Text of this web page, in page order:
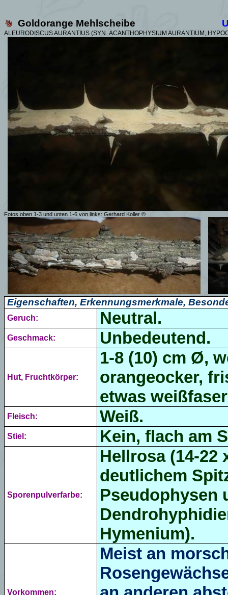
Goldorange Mehlscheibe
ALEURODISCUS AURANTIUS (SYN. ACANTHOPHYSIUM AURANTIUM,
Fotos oben 1-3 und unten 1-6 von links: Gerhard Koller ©
Eigenschaften, Erkennungsmerkmale,
Geruch: Neutral.
Geschmack: Unbedeutend.
Hut, Fruchtkörper:
1-8 (10) cm Ø,
orangeocker,
etwas
Fleisch: Weiß.
Stiel: Kein, flach am
Sporenpulverfarbe:
Hellrosa(14-22
deutlichem
Pseudophysen
Hymenium).
Vorkommen:
Meist an